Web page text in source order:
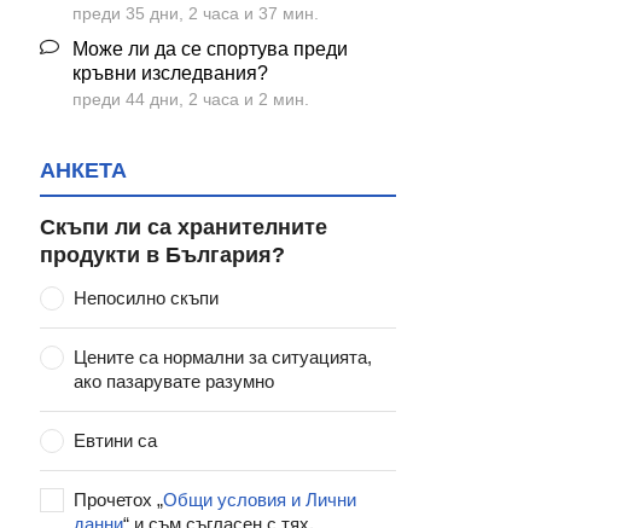
преди 35 дни, 2 часа и 37 мин.
Може ли да се спортува преди
кръвни изследвания?
преди 44 дни, 2 часа и 2 мин.
АНКЕТА
Скъпи ли са хранителните
продукти в България?
Непосилно скъпи
Цените са нормални за ситуацията,
ако пазарувате разумно
Евтини са
Прочетох „Общи условия и Лични
данни“ и съм съгласен с тях.